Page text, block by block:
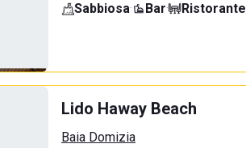
Sabbiosa· Bar· Ristorante
Lido Haway Beach
Baia Domizia